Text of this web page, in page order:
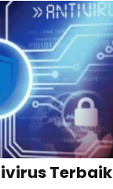
Terbaik